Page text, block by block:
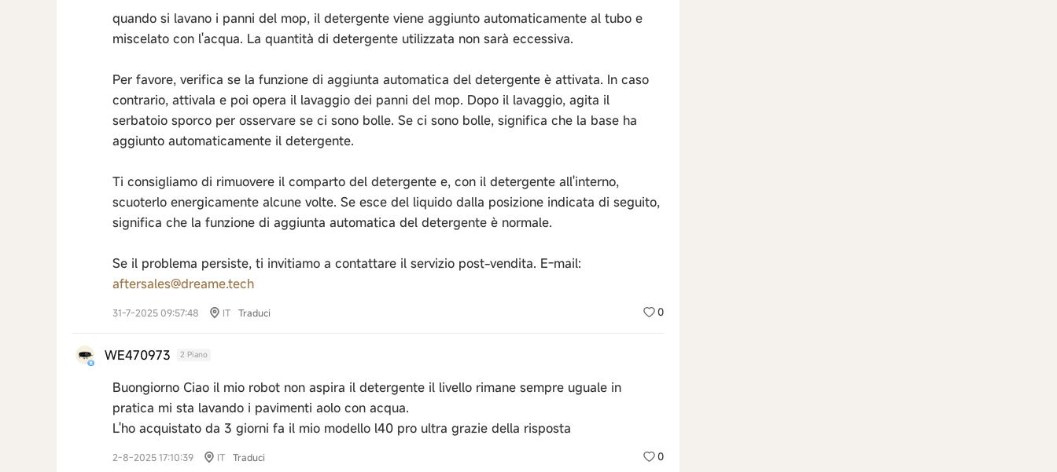
quando si lavano i panni del mop, il detergente viene aggiunto automaticamente al tubo e
miscelato con l'acqua. La quantità di detergente utilizzata non sarà eccessiva.
Per favore, verifica se la funzione di aggiunta automatica del detergente è attivata. In caso
contrario, attivala e poi opera il lavaggio dei panni del mop. Dopo il lavaggio, agita il
serbatoio sporco per osservare se ci sono bolle. Se ci sono bolle, significa che la base ha
aggiunto automaticamente il detergente.
Ti consigliamo di rimuovere il comparto del detergente e, con il detergente all'interno,
scuoterlo energicamente alcune volte. Se esce del liquido dalla posizione indicata di seguito,
significa che la funzione di aggiunta automatica del detergente è normale.
Se il problema persiste, ti invitiamo a contattare il servizio post-vendita. E-mail:
aftersales@dreame.tech
0
31-7-2025 09:57:48 IT Traduci
WE470973 2 Piano
Buongiorno Ciao il mio robot non aspira il detergente il livello rimane sempre uguale in
pratica mi sta lavando i pavimenti aolo con acqua.
L'ho acquistato da 3 giorni fa il mio modello l40 pro ultra grazie della risposta
0
2-8-2025 17:10:39 IT Traduci